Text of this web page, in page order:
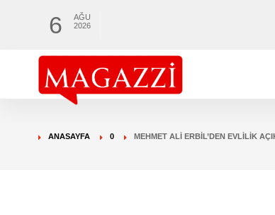
6
AĞU
2026
ANASAYFA 0 MEHMET ALI ERBIL’DEN EVLILIK